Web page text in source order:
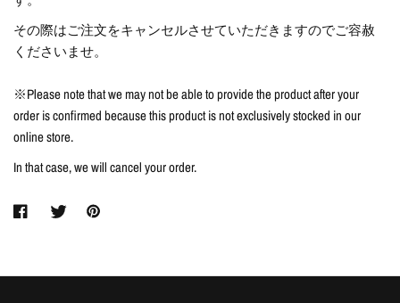
その際はご注文をキャンセルさせていただきますのでご容赦
くださいませ。
※Please note that we may not be able to provide the product after your
order is confirmed because this product is not exclusively stocked in our
online store.
In that case, we will cancel your order.